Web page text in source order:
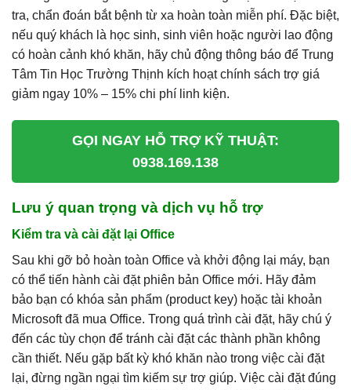
tra, chẩn đoán bắt bệnh từ xa hoàn toàn miễn phí. Đặc biệt,
nếu quý khách là học sinh, sinh viên hoặc người lao động
có hoàn cảnh khó khăn, hãy chủ động thông báo để Trung
Tâm Tin Học Trường Thịnh kích hoạt chính sách trợ giá
giảm ngay 10% – 15% chi phí linh kiện.
GỌI NGAY HỖ TRỢ KỸ THUẬT:
0938.169.138
Lưu ý quan trọng và dịch vụ hỗ trợ
Kiểm tra và cài đặt lại Office
Sau khi gỡ bỏ hoàn toàn Office và khởi động lại máy, bạn
có thể tiến hành cài đặt phiên bản Office mới. Hãy đảm
bảo bạn có khóa sản phẩm (product key) hoặc tài khoản
Microsoft đã mua Office. Trong quá trình cài đặt, hãy chú ý
đến các tùy chọn để tránh cài đặt các thành phần không
cần thiết. Nếu gặp bất kỳ khó khăn nào trong việc cài đặt
lại, đừng ngần ngại tìm kiếm sự trợ giúp. Việc cài đặt đúng